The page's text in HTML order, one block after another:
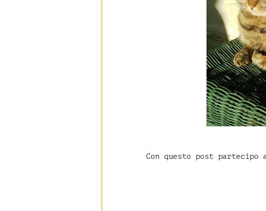
Con questo post partecipo